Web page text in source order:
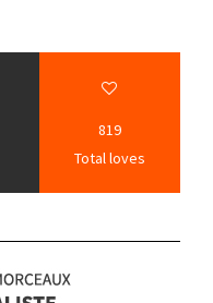
819
Total loves